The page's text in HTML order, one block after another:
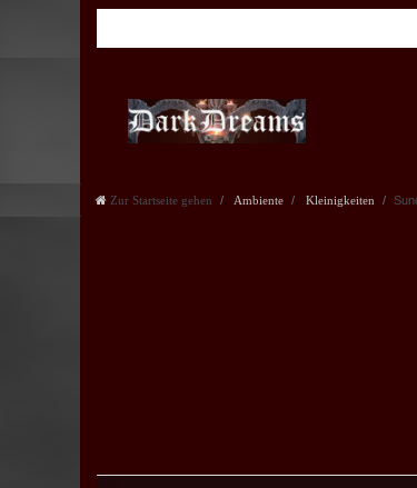
Zur Startseite gehen Ambiente Kleinigkeiten